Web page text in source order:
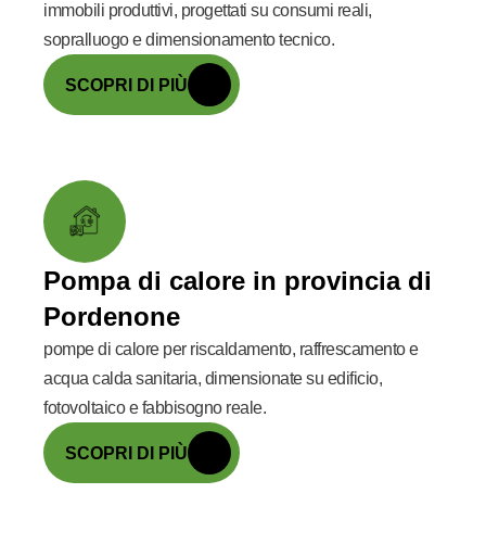
immobili produttivi, progettati su consumi reali,
sopralluogo e dimensionamento tecnico.
SCOPRI DI PIÙ
Pompa di calore in provincia di
Pordenone
pompe di calore per riscaldamento, raffrescamento e
acqua calda sanitaria, dimensionate su edificio,
fotovoltaico e fabbisogno reale.
SCOPRI DI PIÙ